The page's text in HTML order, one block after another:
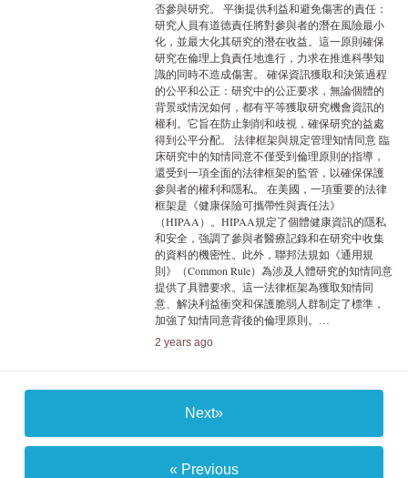
否參與研究。 平衡提供利益和避免傷害的責任：
研究人員有道德責任將對參與者的潛在風險最小
化，並最大化其研究的潛在收益。這一原則確保
研究在倫理上負責任地進行，力求在推進科學知
識的同時不造成傷害。 確保資訊獲取和決策過程
的公平和公正：研究中的公正要求，無論個體的
背景或情況如何，都有平等獲取研究機會資訊的
權利。它旨在防止剝削和歧視，確保研究的益處
得到公平分配。 法律框架與規定管理知情同意 臨
床研究中的知情同意不僅受到倫理原則的指導，
還受到一項全面的法律框架的監管，以確保保護
參與者的權利和隱私。 在美國，一項重要的法律
框架是《健康保險可攜帶性與責任法》
（HIPAA）。HIPAA規定了個體健康資訊的隱私
和安全，強調了參與者醫療記錄和在研究中收集
的資料的機密性。此外，聯邦法規如《通用規
則》（Common Rule）為涉及人體研究的知情同意
提供了具體要求。這一法律框架為獲取知情同
意、解決利益衝突和保護脆弱人群制定了標準，
加強了知情同意背後的倫理原則。…
2 years ago
Next»
« Previous